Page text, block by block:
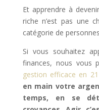
Et apprendre à
riche n’est pas une
catégorie de
Si vous souhaitez
finances, nous vous
gestion efficace en
en main votre
temps, en se